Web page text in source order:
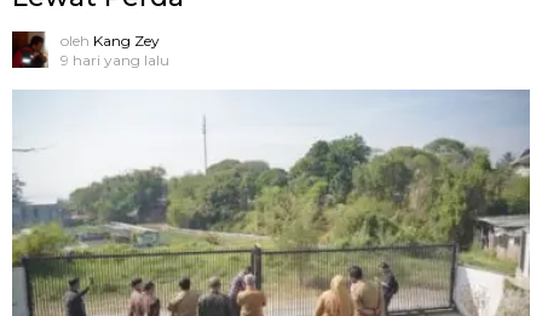
oleh Kang Zey
9 hari yang lalu